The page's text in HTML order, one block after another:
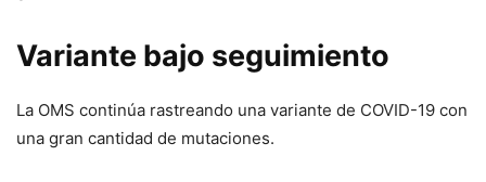
Variante bajo seguimiento
La OMS continúa rastreando una variante de COVID-19 con
una gran cantidad de mutaciones.